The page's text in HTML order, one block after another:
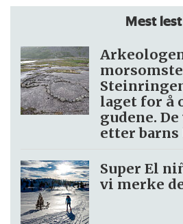
Mest lest
laget for å
gudene.
etter barns
Super El
vi merke